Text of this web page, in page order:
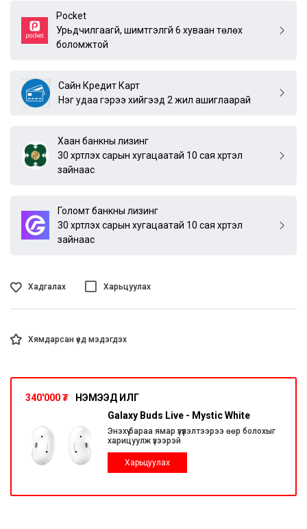
Pocket
Урьдчилгаагүй, шимтгэлгүй 6 хуваан төлөх
боломжтой
Сайн Кредит Карт
Нэг удаа гэрээ хийгээд 2 жил ашиглаарай
Хаан банкны лизинг
30 хүртлэх сарын хугацаатай 10 сая хүртэл
зайнаас
Голомт банкны лизинг
30 хүртлэх сарын хугацаатай 10 сая хүртэл
зайнаас
Хадгалах Харьцуулах
Хямдарсан үед мэдэгдэх
340'000₮
НЭМЭЭД ИЛҮҮГ
Galaxy Buds Live - Mystic White
Энэхүү бараа ямар үзүүлэлтээрээ өөр болохыг
харицуулж үзээрэй
Харьцуулах